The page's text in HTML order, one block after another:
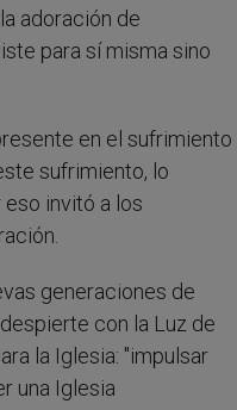
adoración de
para sí misma sino
en el sufrimiento
sufrimiento, lo
invitó a los
generaciones de
con la Luz de
la Iglesia: "impulsar
una Iglesia